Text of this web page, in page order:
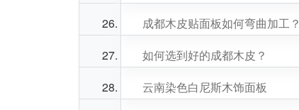
成都木皮贴面板如何弯曲加工？
如何选到好的成都木皮？
云南染色白尼斯木饰面板